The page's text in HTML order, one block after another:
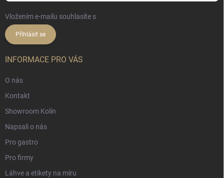
Vložením e-mailu souhlasíte s
Přihlásit se
INFORMACE PRO VÁS
O nás
Kontakt
Showroom Kolín
Napsali o nás
Pro gastro
Pro firmy
Láhve a etikety na míru